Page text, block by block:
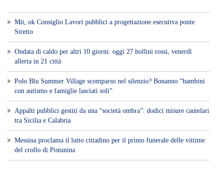
Mit, ok Consiglio Lavori pubblici a progettazione esecutiva ponte
Stretto
Ondata di caldo per altri 10 giorni: oggi 27 bollini rossi, venerdì
allerta in 21 città
Polo Blu Summer Village scomparso nel silenzio? Bonanno “bambini
con autismo e famiglie lasciati soli”
Appalti pubblici gestiti da una “società ombra”: dodici misure cautelari
tra Sicilia e Calabria
Messina proclama il lutto cittadino per il primo funerale delle vittime
del crollo di Pistunina